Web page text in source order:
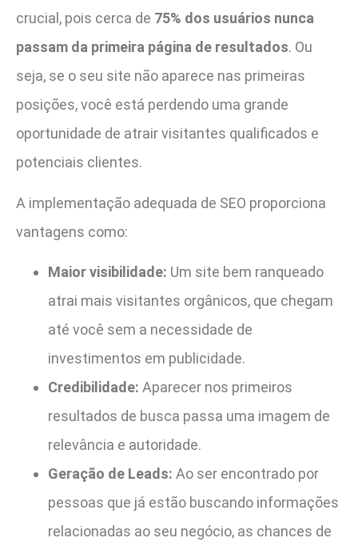
crucial, pois cerca de 75% dos usuários nunca
passam da primeira página de resultados. Ou
seja, se o seu site não aparece nas primeiras
posições, você está perdendo uma grande
oportunidade de atrair visitantes qualificados e
potenciais clientes.
A implementação adequada de SEO proporciona
vantagens como:
Maior visibilidade: Um site bem ranqueado
atrai mais visitantes orgânicos, que chegam
até você sem a necessidade de
investimentos em publicidade.
Credibilidade: Aparecer nos primeiros
resultados de busca passa uma imagem de
relevância e autoridade.
Geração de Leads: Ao ser encontrado por
pessoas que já estão buscando informações
relacionadas ao seu negócio, as chances de